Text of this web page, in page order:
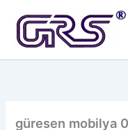
güresen mobilya